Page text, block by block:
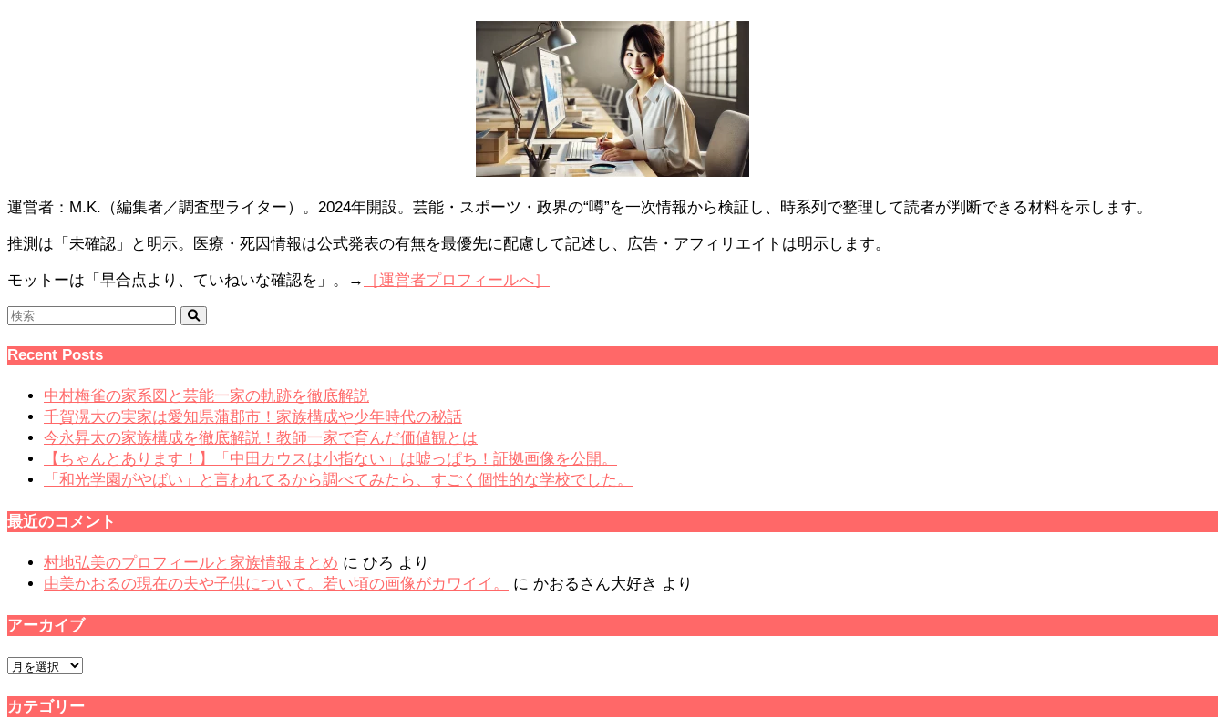
運営者：M.K.（編集者／調査型ライター）。2024年開設。芸能・スポーツ・政界の“噂”を一次情報から検証し、時系列で整理して読者が判断できる材料を示します。
推測は「未確認」と明示。医療・死因情報は公式発表の有無を最優先に配慮して記述し、広告・アフィリエイトは明示します。
モットーは「早合点より、ていねいな確認を」。→ ［運営者プロフィールへ］
Recent Posts
中村梅雀の家系図と芸能一家の軌跡を徹底解説
千賀滉大の実家は愛知県蒲郡市！家族構成や少年時代の秘話
今永昇太の家族構成を徹底解説！教師一家で育んだ価値観とは
【ちゃんとあります！】「中田カウスは小指ない」は嘘っぱち！証拠画像を公開。
「和光学園がやばい」と言われてるから調べてみたら、すごく個性的な学校でした。
最近のコメント
村地弘美のプロフィールと家族情報まとめ に ひろ より
由美かおるの現在の夫や子供について。若い頃の画像がカワイイ。
に かおるさん大好き より
アーカイブ
ア
カ
カテゴリー